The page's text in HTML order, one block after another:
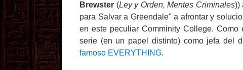
Brewster (Ley y Orden, Mentes Criminales))
para Salvar a Greendale" a afrontar y
en este peculiar Comminity College. Como
serie (en un papel distinto) como jefa del
famoso EVERYTHING.